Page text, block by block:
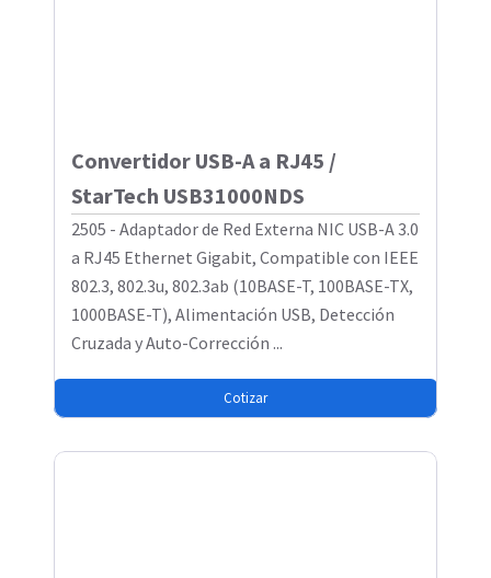
Convertidor USB-A a RJ45 /
StarTech USB31000NDS
2505 - Adaptador de Red Externa NIC USB-A 3.0
a RJ45 Ethernet Gigabit, Compatible con IEEE
802.3, 802.3u, 802.3ab (10BASE-T, 100BASE-TX,
1000BASE-T), Alimentación USB, Detección
Cruzada y Auto-Corrección ...
Cotizar